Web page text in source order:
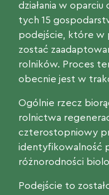
działania w
tych 15
podejście, które w
zostać
rolników. Proces
obecnie jest w
Ogólnie rzecz
rolnictwa
czterostopniowy
identyfikowalność
różnorodności
Podejście to